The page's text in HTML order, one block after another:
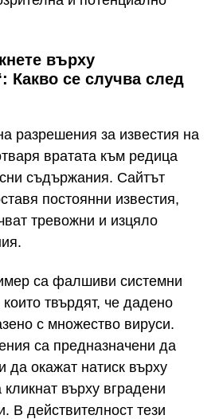
върху
Какво се случва след
разрешения за известия на
вратата към редица
съдържания. Сайтът
постоянни известия,
тревожни и изцяло
са фалшиви системни
твърдят, че дадено
с множество вируси.
са предназначени да
да окажат натиск върху
върху вградени
В действителност тези